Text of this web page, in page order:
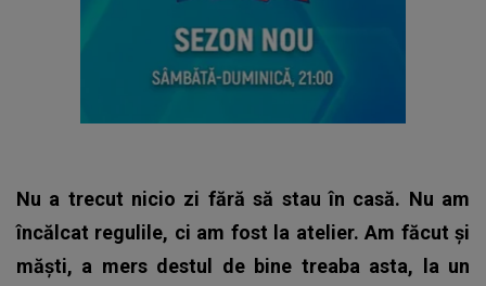
Nu a trecut nicio zi fără să stau în casă. Nu am
încălcat regulile, ci am fost la atelier. Am făcut și
măști, a mers destul de bine treaba asta, la un